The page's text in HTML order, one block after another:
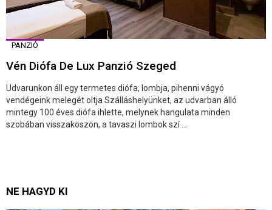
PANZIÓ
Vén Diófa De Lux Panzió Szeged
Udvarunkon áll egy termetes diófa, lombja, pihenni vágyó
vendégeink melegét oltja Szálláshelyünket, az udvarban álló
mintegy 100 éves diófa ihlette, melynek hangulata minden
szobában visszaköszön, a tavaszi lombok szí ...
NE HAGYD KI